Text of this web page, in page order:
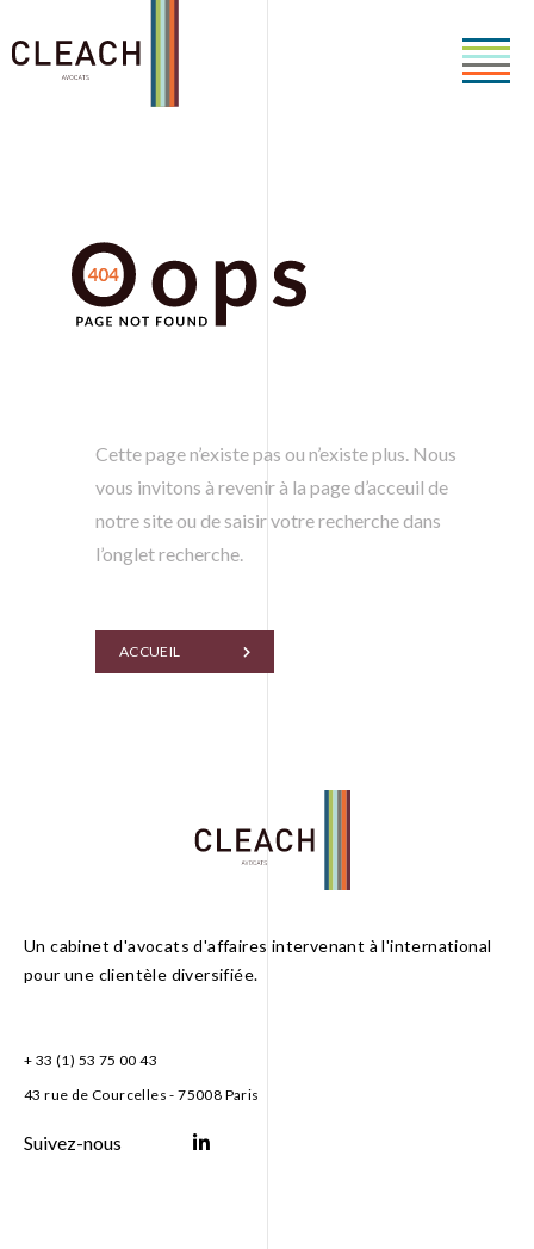
FR
Cette page n’existe pas ou n’existe plus. Nous
vous invitons à revenir à la page d’acceuil de
notre site ou de saisir votre recherche dans
l’onglet recherche.
ACCUEIL
Un cabinet d'avocats d'affaires intervenant à l'international
pour une clientèle diversifiée.
+ 33 (1) 53 75 00 43
43 rue de Courcelles - 75008 Paris
Suivez-nous